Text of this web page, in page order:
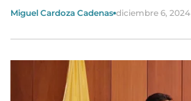
Miguel Cardoza Cadenas diciembre 6, 2024